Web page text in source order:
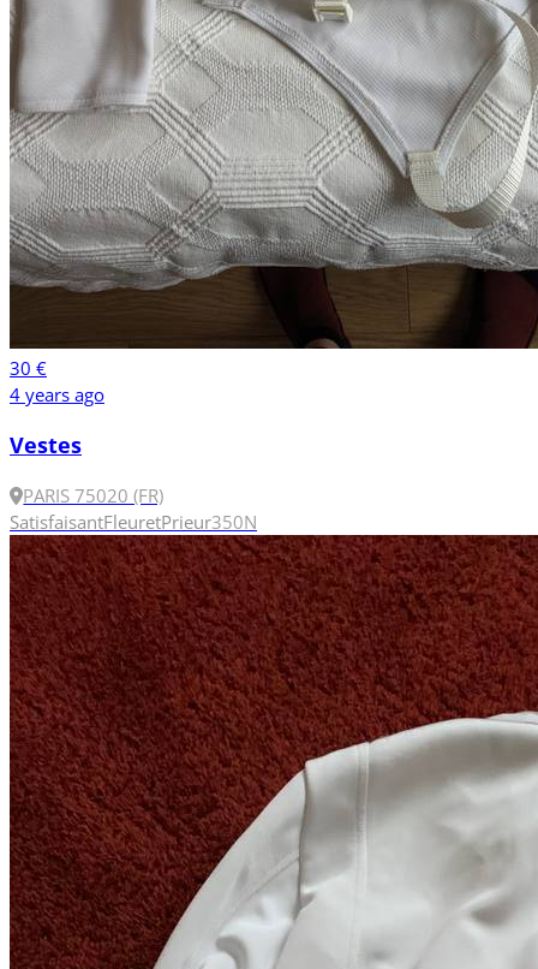
30 €
4 years ago
Vestes
PARIS 75020 (FR)
SatisfaisantFleuretPrieur350N